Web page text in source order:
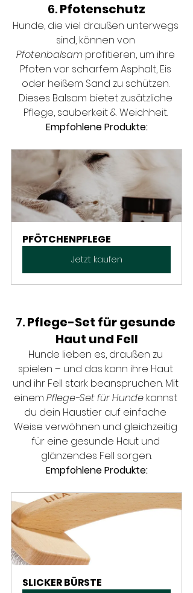
6. Pfotenschutz
Hunde, die viel draußen unterwegs
sind, können von
Pfotenbalsam profitieren, um ihre
Pfoten vor scharfem Asphalt, Eis
oder heißem Sand zu schützen.
Dieses Balsam bietet zusätzliche
Pflege, sauberkeit & Weichheit.
Empfohlene Produkte:
PFÖTCHENPFLEGE
Jetzt kaufen
7. Pflege-Set für gesunde
Haut und Fell
Hunde lieben es, draußen zu
spielen – und das kann ihre Haut
und ihr Fell stark beanspruchen. Mit
einem Pflege-Set für Hunde kannst
du dein Haustier auf einfache
Weise verwöhnen und gleichzeitig
für eine gesunde Haut und
glänzendes Fell sorgen.
Empfohlene Produkte:
SLICKER BÜRSTE